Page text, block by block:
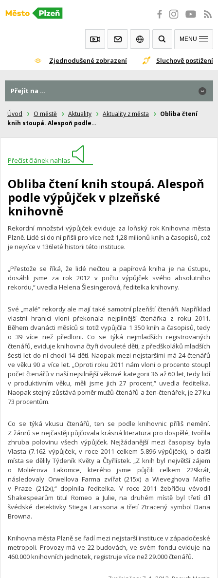
Přeskočit
Zjednodušené zobrazení Sluchově postižení
MENU
Úvod O městě Aktuality Aktuality z města
Obliba čtení
knih stoupá. Alespoň podle…
Přečíst článek nahlas
Obliba čtení knih stoupá. Alespoň
podle výpůjček v plzeňské
knihovně
Rekordní množství výpůjček eviduje za loňský rok Knihovna města
Plzně. Lidé si do ní přišli pro více než 1,28 milionů knih a časopisů, což
je nejvíce v 136leté historii této instituce.
„Přestože se říká, že lidé nečtou a papírová kniha je na ústupu,
dosáhli jsme za rok 2012 v počtu výpůjček svého absolutního
rekordu,“ uvedla Helena Šlesingerová, ředitelka knihovny.
Své „malé“ rekordy ale mají také samotní plzeňští čtenáři. Například
vlastní hranici vloni překonala nejpilnější čtenářka z roku 2011.
Během dvanácti měsíců si totiž vypůjčila 1 350 knih a časopisů, tedy
o 39 více než předloni. Co se týká nejmladších registrovaných
čtenářů, eviduje knihovna čtyři dvouleté děti, z předškoláků mladších
šesti let do ní chodí 14 dětí. Naopak mezi nejstaršími má 24 čtenářů
ve věku 90 a více let. „Oproti roku 2011 nám vloni o procento stoupl
počet čtenářů v naší nejsilnější věkové kategorii 36 až 60 let, tedy lidí
v produktivním věku, měli jsme jich 27 procent,“ uvedla ředitelka.
Naopak stejný zůstává poměr mužů-čtenářů a žen-čtenářek, je 27 ku
73 procentům.
Co se týká vkusu čtenářů, ten se podle knihovnic příliš nemění.
Z žánrů se nejčastěji půjčovala krásná literatura pro dospělé, tvořila
zhruba polovinu všech výpůjček. Nejžádanější mezi časopisy byla
Vlasta (7.162 výpůjček, v roce 2011 celkem 5.896 výpůjček), o další
místa se dělily Týdeník Květy a Čtyřlístek. „Z knih byl největší zájem
o Moliérova Lakomce, kterého jsme půjčili celkem 229krát,
následovaly Orwellova Farma zvířat (215x) a Wieveghova Mafie
v Praze (212x),“ doplnila ředitelka. V roce 2011 žebříčku vévodil
Shakespearům titul Romeo a Julie, na druhém místě byl třetí díl
švédské detektivky Stiega Larssona a třetí Ztracený symbol Dana
Browna.
Knihovna města Plzně se řadí mezi nejstarší instituce v západočeské
metropoli. Provozy má ve 22 budovách, ve svém fondu eviduje na
460.000 knihovních jednotek, registruje více než 29.000 čtenářů.
Přejít na ...